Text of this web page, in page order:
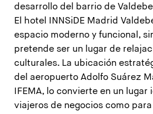
desarrollo del barrio de
El hotel INNSiDE Madrid
espacio moderno y funcional,
pretende ser un lugar de
culturales. La ubicación
del aeropuerto Adolfo Suárez
IFEMA, lo convierte en un
viajeros de negocios como